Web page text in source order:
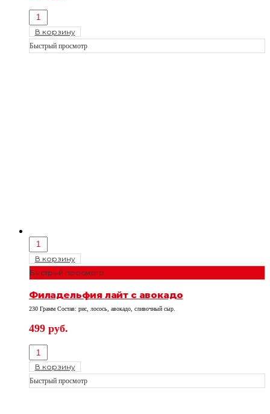
В корзину
Быстрый просмотр
В корзину
Быстрый просмотр
Филадельфия лайт с авокадо
230 Грамм Состав: рис, лосось, авокадо, сливочный сыр.
499 руб.
В корзину
Быстрый просмотр